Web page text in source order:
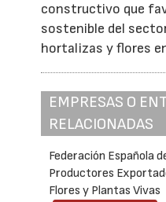
constructivo que
sostenible del
hortalizas y flores
EMPRESAS O
RELACIONADAS
Federación Española
Productores
Flores y Plantas Vivas